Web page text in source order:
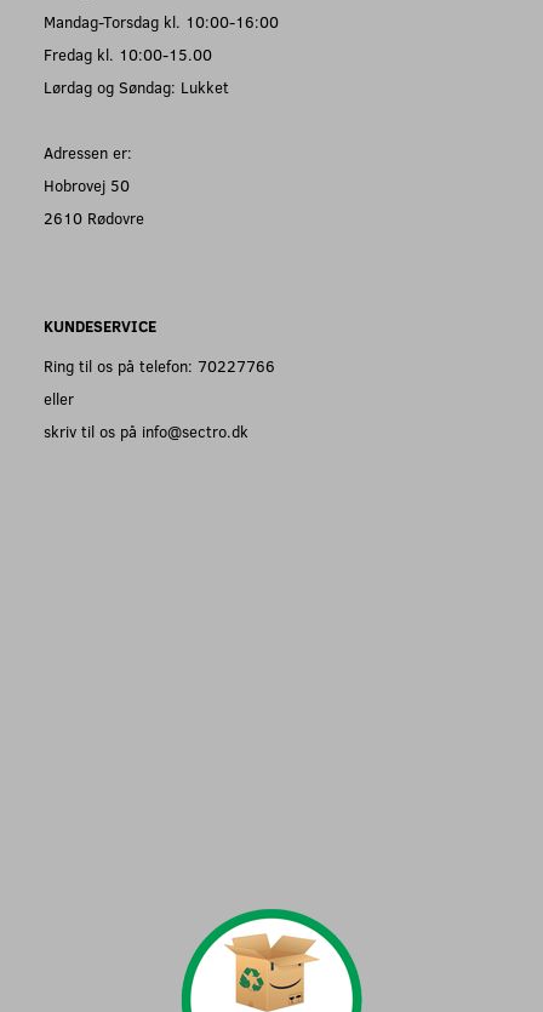
Mandag-Torsdag kl. 10:00-16:00
Fredag kl. 10:00-15.00
Lørdag og Søndag: Lukket
Adressen er:
Hobrovej 50
2610 Rødovre
KUNDESERVICE
Ring til os på telefon: 70227766
eller
skriv til os på info@sectro.dk